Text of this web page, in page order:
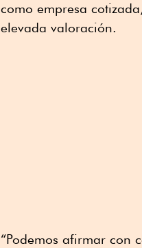
como empresa
elevada valoración.
“Podemos afirmar con